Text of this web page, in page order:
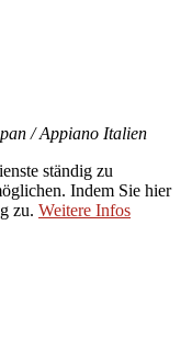
/ Appiano Italien
ständig zu
Indem Sie hier
zu. Weitere Infos